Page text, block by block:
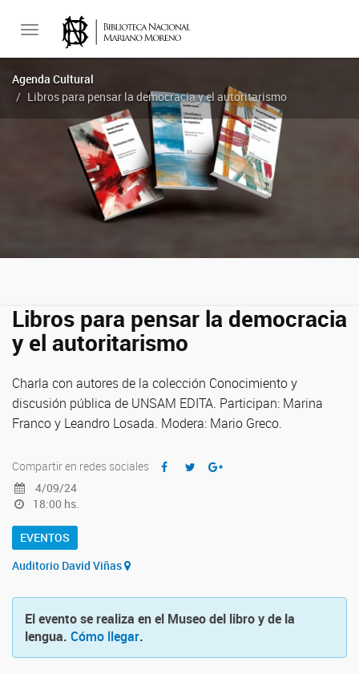
Toggle
Agenda Cultural
Libros para pensar la democracia y el autoritarismo
Libros para pensar la democracia
y el autoritarismo
Charla con autores de la colección Conocimiento y
discusión pública de UNSAM EDITA. Participan: Marina
Franco y Leandro Losada. Modera: Mario Greco.
Compartir en redes sociales
4/09/24
18:00 hs.
EVENTOS
Auditorio David Viñas
El evento se realiza en el Museo del libro y de la
lengua. Cómo llegar.